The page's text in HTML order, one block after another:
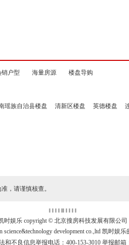
销户型 海量房源 楼盘导购
瑶族自治县楼盘 清新区楼盘 英德楼盘
，请谨慎核查。
‖ ‖ ‖ ‖ ‖‖ ‖ ‖ ‖ ‖
时娱乐 copyright © 北京搜房科技发展有限公司
science&technology development co.,ltd 凯时娱
和不良信息举报电话：400-153-3010 举报邮箱